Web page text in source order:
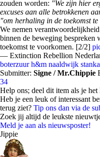
zouden worden: "We zijn hier
excuses aan alle betrokkenen
"om herhaling in de toekomst
We nemen
binnen de beweging bespreken
toekomst te voorkomen. [2/2]
— Extinction Rebellion
boterzuur h&m naaldwijk
Submitter: Signe / Mr.Chippie
34
Help ons; deel dit item als je
Heb je een leuk of interessant
terug ziet? Tip ons dan via de
Zoek jij altijd de leukste
Meld je aan als nieuwsposter!
Jippie